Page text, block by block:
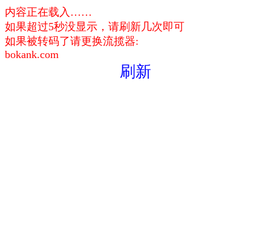
内容正在载入……
如果超过5秒没显示，请刷新几次即可
如果被转码了请更换流揽器:
bokank.com
刷新